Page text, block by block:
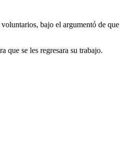
bajo el argumentó de que
que se les regresara su trabajo.